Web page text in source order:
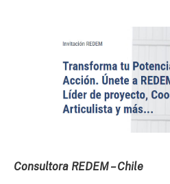
Consultora REDEM – Chile